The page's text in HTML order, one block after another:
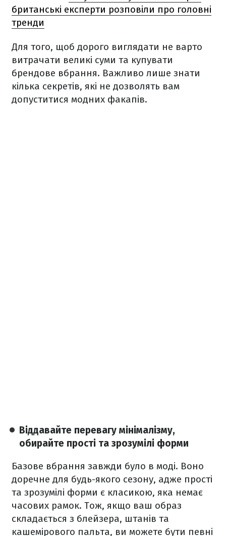
британські експерти розповіли про головні
тренди
Для того, щоб дорого виглядати не варто
витрачати великі суми та купувати
брендове вбрання. Важливо лише знати
кілька секретів, які не дозволять вам
допуститися модних факапів.
Віддавайте перевагу мінімалізму,
обирайте прості та зрозумілі форми
Базове вбрання завжди було в моді. Воно
доречне для будь-якого сезону, адже прості
та зрозумілі форми є класикою, яка немає
часових рамок. Тож, якщо ваш образ
складається з блейзера, штанів та
кашемірового пальта, ви можете бути певні